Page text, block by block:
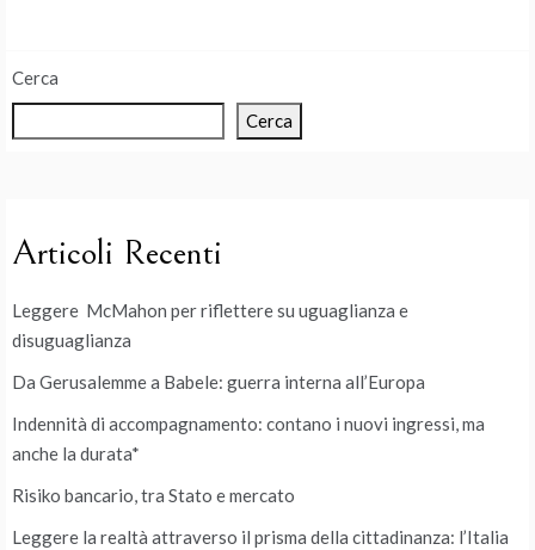
Cerca
Cerca
Articoli Recenti
Leggere McMahon per riflettere su uguaglianza e
disuguaglianza
Da Gerusalemme a Babele: guerra interna all’Europa
Indennità di accompagnamento: contano i nuovi ingressi, ma
anche la durata*
Risiko bancario, tra Stato e mercato
Leggere la realtà attraverso il prisma della cittadinanza: l’Italia